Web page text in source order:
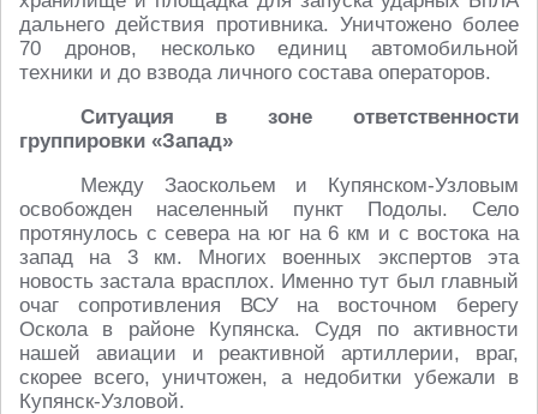
дальнего действия противника. Уничтожено более
70 дронов, несколько единиц автомобильной
техники и до взвода личного состава операторов.
Ситуация в зоне ответственности
группировки «Запад»
Между Заоскольем и Купянском-Узловым
освобожден населенный пункт Подолы. Село
протянулось с севера на юг на 6 км и с востока на
запад на 3 км. Многих военных экспертов эта
новость застала врасплох. Именно тут был главный
очаг сопротивления ВСУ на восточном берегу
Оскола в районе Купянска. Судя по активности
нашей авиации и реактивной артиллерии, враг,
скорее всего, уничтожен, а недобитки убежали в
Купянск-Узловой.